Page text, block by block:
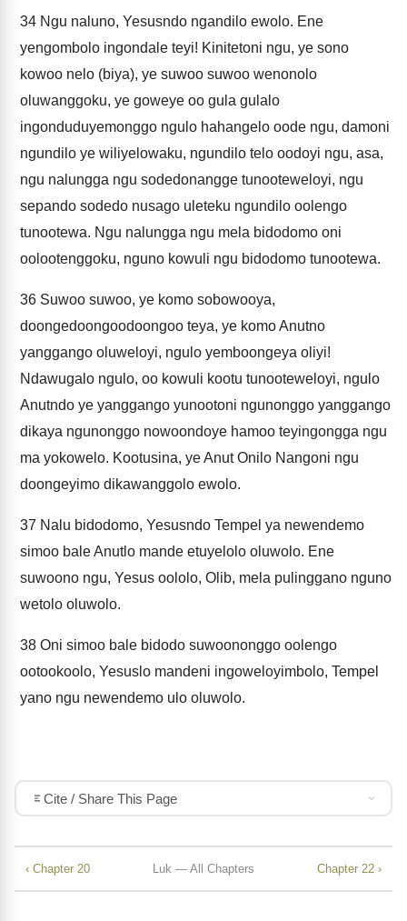
34 Ngu naluno, Yesusndo ngandilo ewolo. Ene
yengombolo ingondale teyi! Kinitetoni ngu, ye sono
kowoo nelo (biya), ye suwoo suwoo wenonolo
oluwanggoku, ye goweye oo gula gulalo
ingonduduyemonggo ngulo hahangelo oode ngu, damoni
ngundilo ye wiliyelowaku, ngundilo telo oodoyi ngu, asa,
ngu nalungga ngu sodedonangge tunooteweloyi, ngu
sepando sodedo nusago uleteku ngundilo oolengo
tunootewa. Ngu nalungga ngu mela bidodomo oni
oolootenggoku, nguno kowuli ngu bidodomo tunootewa.
36 Suwoo suwoo, ye komo sobowooya,
doongedoongoodoongoo teya, ye komo Anutno
yanggango oluweloyi, ngulo yemboongeya oliyi!
Ndawugalo ngulo, oo kowuli kootu tunooteweloyi, ngulo
Anutndo ye yanggango yunootoni ngunonggo yanggango
dikaya ngunonggo nowoondoye hamoo teyingongga ngu
ma yokowelo. Kootusina, ye Anut Onilo Nangoni ngu
doongeyimo dikawanggolo ewolo.
37 Nalu bidodomo, Yesusndo Tempel ya newendemo
simoo bale Anutlo mande etuyelolo oluwolo. Ene
suwoono ngu, Yesus oololo, Olib, mela pulinggano nguno
wetolo oluwolo.
38 Oni simoo bale bidodo suwoononggo oolengo
ootookoolo, Yesuslo mandeni ingoweloyimbolo, Tempel
yano ngu newendemo ulo oluwolo.
Cite / Share This Page
‹ Chapter 20 Luk — All Chapters Chapter 22 ›